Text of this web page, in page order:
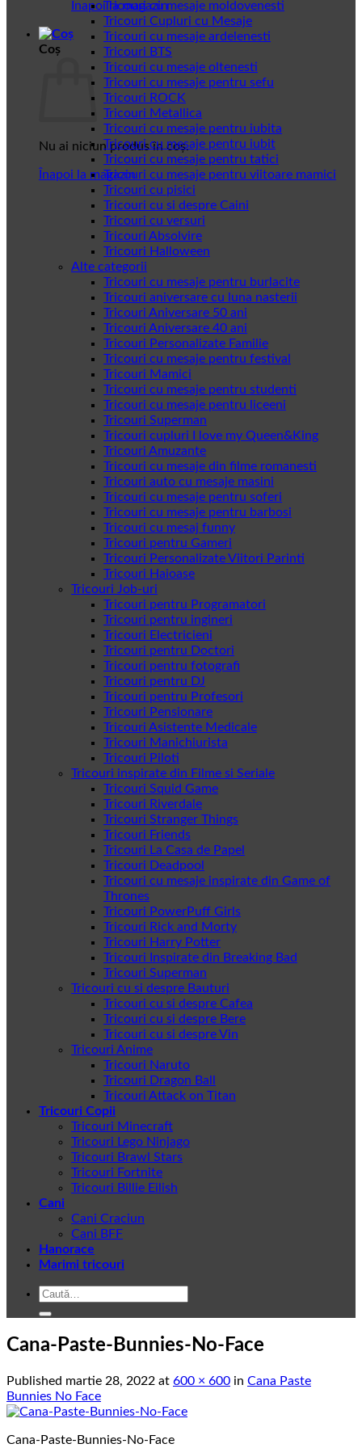
Înapoi la magazin
Coș
Nu ai niciun produs în coș.
Înapoi la magazin
Tricouri cu mesaje moldovenesti
Tricouri Cupluri cu Mesaje
Tricouri cu mesaje ardelenesti
Tricouri BTS
Tricouri cu mesaje oltenesti
Tricouri cu mesaje pentru sefu
Tricouri ROCK
Tricouri Metallica
Tricouri cu mesaje pentru iubita
Tricouri cu mesaje pentru iubit
Tricouri cu mesaje pentru tatici
Tricouri cu mesaje pentru viitoare mamici
Tricouri cu pisici
Tricouri cu si despre Caini
Tricouri cu versuri
Tricouri Absolvire
Tricouri Halloween
Alte categorii
Tricouri cu mesaje pentru burlacite
Tricouri aniversare cu luna nasterii
Tricouri Aniversare 50 ani
Tricouri Aniversare 40 ani
Tricouri Personalizate Familie
Tricouri cu mesaje pentru festival
Tricouri Mamici
Tricouri cu mesaje pentru studenti
Tricouri cu mesaje pentru liceeni
Tricouri Superman
Tricouri cupluri I love my Queen&King
Tricouri Amuzante
Tricouri cu mesaje din filme romanesti
Tricouri auto cu mesaje masini
Tricouri cu mesaje pentru soferi
Tricouri cu mesaje pentru barbosi
Tricouri cu mesaj funny
Tricouri pentru Gameri
Tricouri Personalizate Viitori Parinti
Tricouri Haioase
Tricouri Job-uri
Tricouri pentru Programatori
Tricouri pentru ingineri
Tricouri Electricieni
Tricouri pentru Doctori
Tricouri pentru fotografi
Tricouri pentru DJ
Tricouri pentru Profesori
Tricouri Pensionare
Tricouri Asistente Medicale
Tricouri Manichiurista
Tricouri Piloti
Tricouri inspirate din Filme si Seriale
Tricouri Squid Game
Tricouri Riverdale
Tricouri Stranger Things
Tricouri Friends
Tricouri La Casa de Papel
Tricouri Deadpool
Tricouri cu mesaje inspirate din Game of
Thrones
Tricouri PowerPuff Girls
Tricouri Rick and Morty
Tricouri Harry Potter
Tricouri Inspirate din Breaking Bad
Tricouri Superman
Tricouri cu si despre Bauturi
Tricouri cu si despre Cafea
Tricouri cu si despre Bere
Tricouri cu si despre Vin
Tricouri Anime
Tricouri Naruto
Tricouri Dragon Ball
Tricouri Attack on Titan
Tricouri Copii
Tricouri Minecraft
Tricouri Lego Ninjago
Tricouri Brawl Stars
Tricouri Fortnite
Tricouri Billie Eilish
Cani
Cani Craciun
Cani BFF
Hanorace
Marimi tricouri
Caută
Cana-Paste-Bunnies-No-Face
Published martie 28, 2022 at 600 × 600 in Cana Paste
Bunnies No Face
Cana-Paste-Bunnies-No-Face